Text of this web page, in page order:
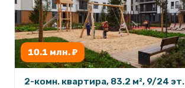
10.1 млн. ₽
2-комн. квартира, 83.2 м², 9/24 эт.